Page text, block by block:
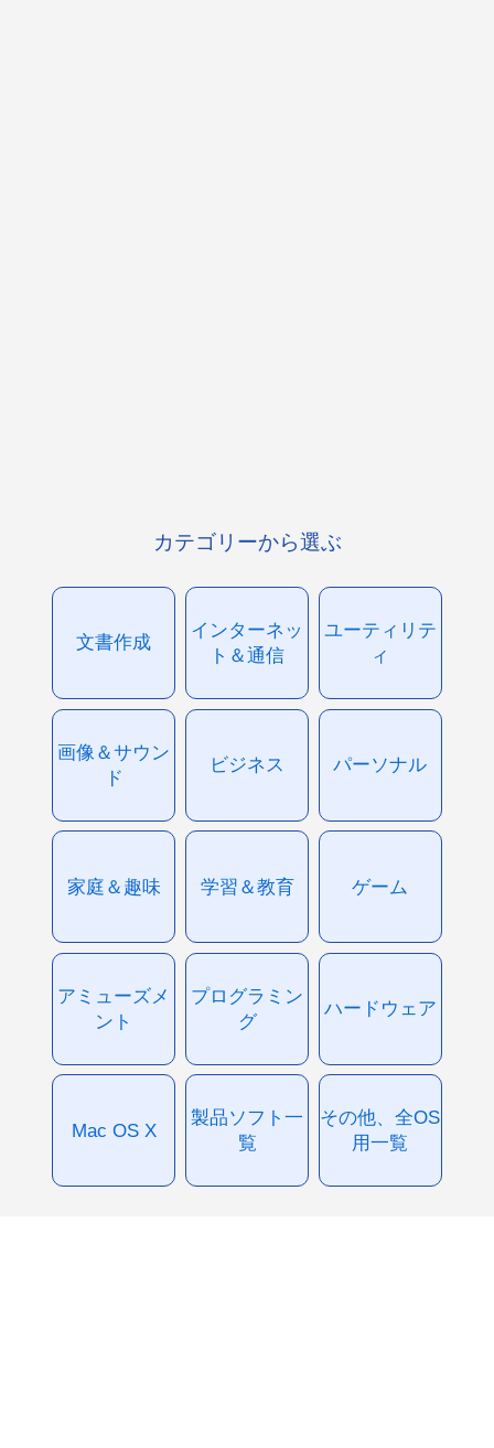
カテゴリーから選ぶ
文書作成
インターネッ
ト＆通信
ユーティリテ
ィ
画像＆サウン
ド
ビジネス パーソナル
家庭＆趣味 学習＆教育 ゲーム
アミューズメ
ント
プログラミン
グ
ハードウェア
Mac OS X
製品ソフト一
覧
その他、全OS
用一覧